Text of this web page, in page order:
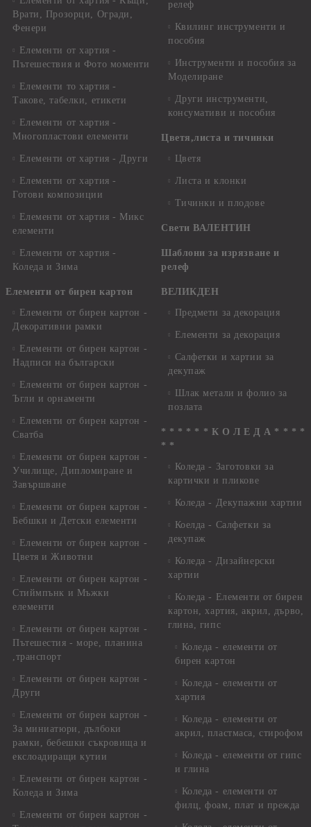
Врати, Прозорци, Огради,
Фенери
Елементи от хартия -
Пътешествия и Фото моменти
Елементи то хартия -
Такове, табелки, етикети
Елементи от хартия -
Многопластови елементи
Елементи от хартия - Други
Елементи от хартия -
Готови композиции
Елементи от хартия - Микс
елементи
Елементи от хартия -
Коледа и Зима
Елементи от бирен картон
Елементи от бирен картон -
Декоративни рамки
Елементи от бирен картон -
Надписи на български
Елементи от бирен картон -
Ъгли и орнаменти
Елементи от бирен картон -
Сватба
Елементи от бирен картон -
Училище, Дипломиране и
Завършване
Елементи от бирен картон -
Бебшки и Детски елементи
Елементи от бирен картон -
Цветя и Животни
Елементи от бирен картон -
Стиймпънк и Мъжки
елементи
Елементи от бирен картон -
Пътешестия - море, планина
,транспорт
Елементи от бирен картон -
Други
Елементи от бирен картон -
За миниатюри, дълбоки
рамки, бебешки съкровища и
екслоадиращи кутии
Елементи от бирен картон -
Коледа и Зима
Елементи от бирен картон -
релеф
Квилинг инструменти и
пособия
Инструменти и пособия за
Моделиране
Други инструменти,
консумативи и пособия
Цветя,листа и тичинки
Цветя
Листа и клонки
Тичинки и плодове
Свети ВАЛЕНТИН
Шаблони за изрязване и
релеф
ВЕЛИКДЕН
Предмети за декорация
Елементи за декорация
Салфетки и хартии за
декупаж
Шлак метали и фолио за
позлата
* * * * * * К О Л Е Д А * * * *
* *
Коледа - Заготовки за
картички и пликове
Коледа - Декупажни хартии
Коелда - Салфетки за
декупаж
Коледа - Дизайнерски
хартии
Коледа - Eлементи от бирен
картон, хартия, акрил, дърво,
глина, гипс
Коледа - елементи от
бирен картон
Коледа - елементи от
хартия
Коледа - елементи от
акрил, пластмаса, стирофом
Коледа - елементи от гипс
и глина
Коледа - елементи от
филц, фоам, плат и прежда